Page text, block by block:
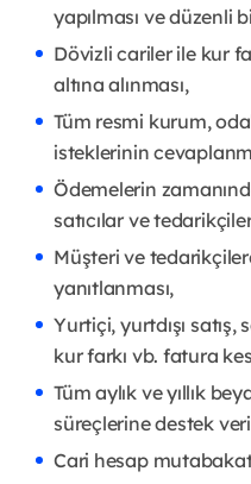
yapılması ve düzenli
Dövizli cariler ile kur
altına alınması,
Tüm resmi kurum,
isteklerinin
Ödemelerin
satıcılar ve
Müşteri ve
yanıtlanması,
Yurtiçi, yurtdışı satış,
kur farkı vb. fatura
Tüm aylık ve yıllık
süreçlerine destek
Cari hesap